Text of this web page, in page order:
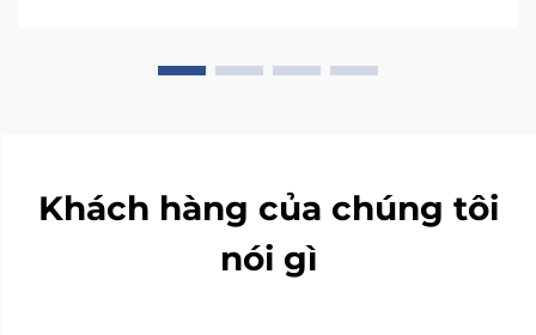
Khách hàng của chúng tôi
nói gì